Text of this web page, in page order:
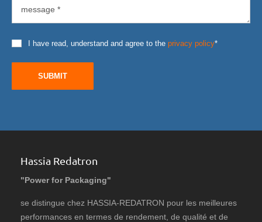
I have read, understand and agree to the privacy policy*
SUBMIT
Hassia Redatron
"Power for Packaging"
se distingue chez HASSIA-REDATRON pour les meilleures
performances en termes de rendement, de qualité et de